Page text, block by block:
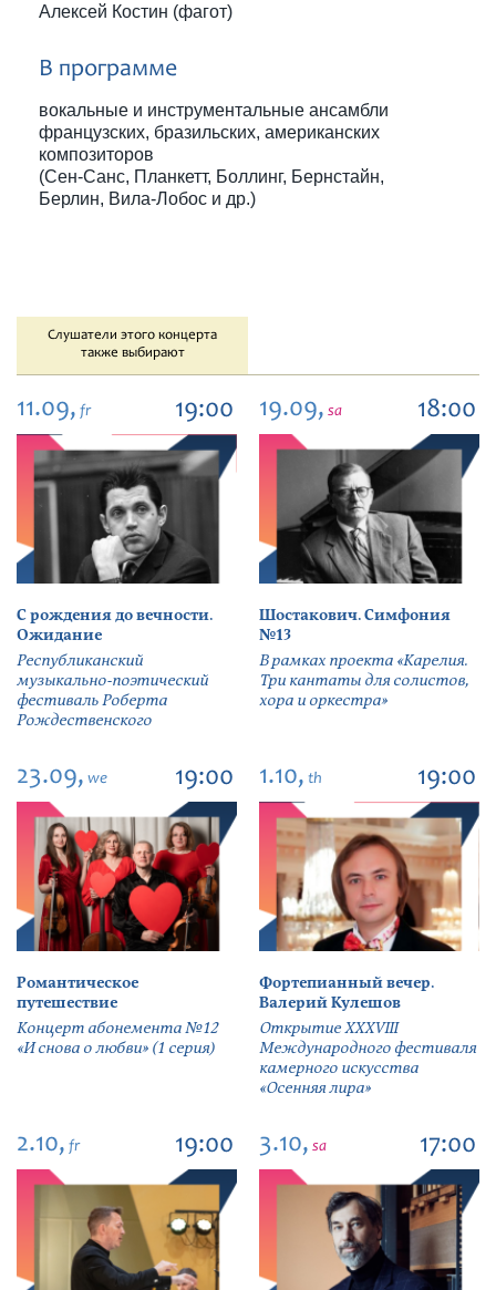
Алексей Костин (фагот)
В программе
вокальные и инструментальные ансамбли
французских, бразильских, американских
композиторов
(Сен-Санс, Планкетт, Боллинг, Бернстайн,
Берлин, Вила-Лобос и др.)
Слушатели этого концерта
также выбирают
11.09, fr 19:00
С рождения до вечности.
Ожидание
Республиканский
музыкально-поэтический
фестиваль Роберта
Рождественского
19.09, sa 18:00
Шостакович. Симфония
№13
В рамках проекта «Карелия.
Три кантаты для солистов,
хора и оркестра»
23.09, we 19:00
Романтическое
путешествие
Концерт абонемента №12
«И снова о любви» (1 серия)
1.10, th 19:00
Фортепианный вечер.
Валерий Кулешов
Открытие ХХХVIII
Международного фестиваля
камерного искусства
«Осенняя лира»
2.10, fr 19:00 3.10, sa 17:00